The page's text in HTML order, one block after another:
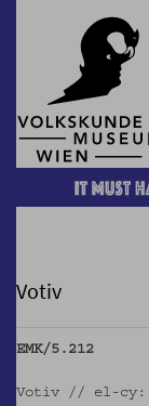
Votiv
EMK/5.212
Votiv // el-cy: